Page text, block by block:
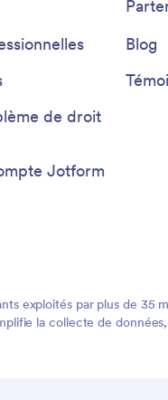
de droit
Jotform
Blog
exploités par plus de 35
la collecte de